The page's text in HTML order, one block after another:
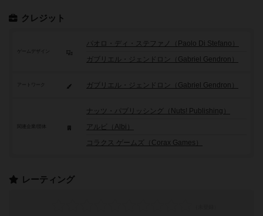
クレジット
ゲームデザイン
パオロ・ディ・ステファノ（Paolo Di Stefano）
ガブリエル・ジェンドロン（Gabriel Gendron）
アートワーク ガブリエル・ジェンドロン（Gabriel Gendron）
ナッツ・パブリッシング（Nuts! Publishing）
アルビ（Albi）
コラクス ゲームズ（Corax Games）
レーティング